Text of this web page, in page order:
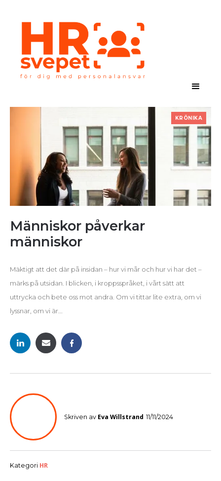
KRÖNIKA
Människor påverkar
människor
Mäktigt att det där på insidan – hur vi mår och hur vi har det –
märks på utsidan. I blicken, i kroppsspråket, i vårt sätt att
uttrycka och bete oss mot andra. Om vi tittar lite extra, om vi
lyssnar, om vi är...
Skriven av Eva Willstrand 11/11/2024
Kategori HR